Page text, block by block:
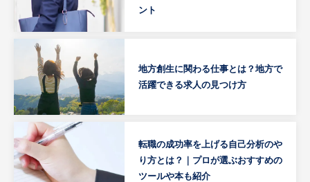
ント
地方創生に関わる仕事とは？地方で
活躍できる求人の見つけ方
転職の成功率を上げる自己分析のや
り方とは？｜プロが選ぶおすすめの
ツールや本も紹介